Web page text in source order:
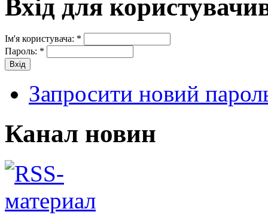
Вхід для
Ім'я користувача: *
Пароль: *
Запросити новий
Канал новин